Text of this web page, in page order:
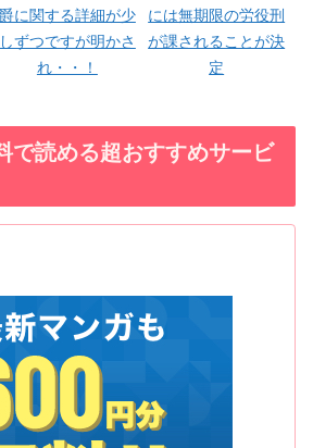
爵に関する詳細が少
しずつですが明かさ
れ・・！
には無期限の労役刑
が課されることが決
定
で読める超おすすめサービ